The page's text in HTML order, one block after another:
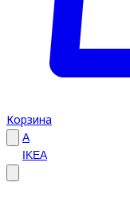
Корзина
A
IKEA